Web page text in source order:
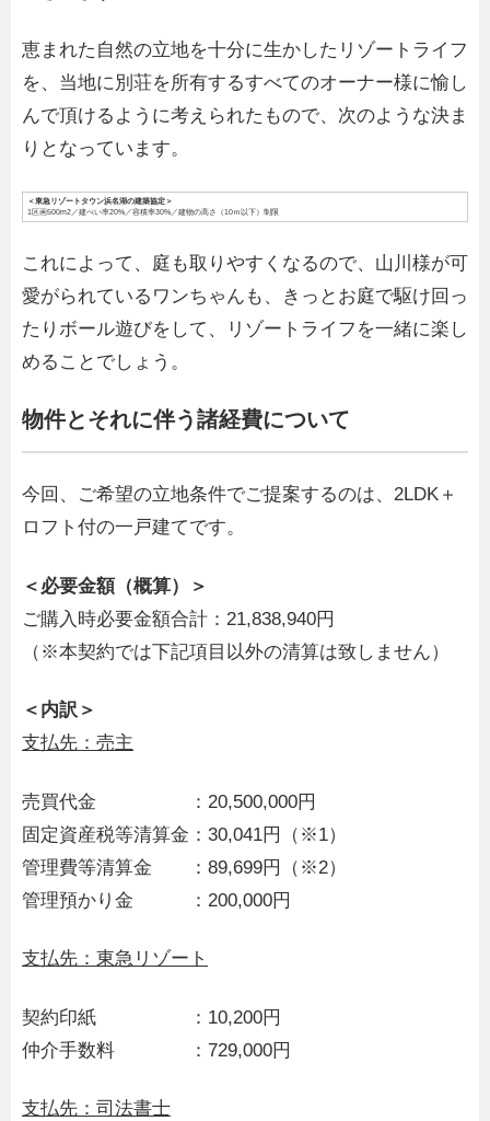
恵まれた自然の立地を十分に生かしたリゾートライフ
を、当地に別荘を所有するすべてのオーナー様に愉し
んで頂けるように考えられたもので、次のような決ま
りとなっています。
＜東急リゾートタウン浜名湖の建築協定＞
1区画500m2／建ぺい率20%／容積率30%／建物の高さ（10ｍ以下）制限
これによって、庭も取りやすくなるので、山川様が可
愛がられているワンちゃんも、きっとお庭で駆け回っ
たりボール遊びをして、リゾートライフを一緒に楽し
めることでしょう。
物件とそれに伴う諸経費について
今回、ご希望の立地条件でご提案するのは、2LDK＋
ロフト付の一戸建てです。
＜必要金額（概算）＞
ご購入時必要金額合計：21,838,940円
（※本契約では下記項目以外の清算は致しません）
＜内訳＞
支払先：売主
売買代金 ：20,500,000円
固定資産税等清算金：30,041円（※1）
管理費等清算金 ：89,699円（※2）
管理預かり金 ：200,000円
支払先：東急リゾート
契約印紙 ：10,200円
仲介手数料 ：729,000円
支払先：司法書士